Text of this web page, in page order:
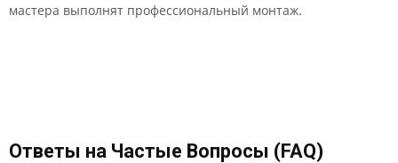
мастера выполнят профессиональный монтаж.
Ответы на Частые Вопросы (FAQ)